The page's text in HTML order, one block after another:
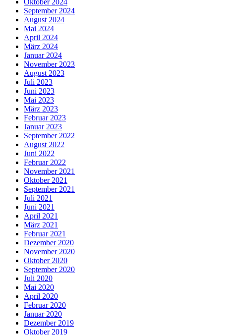
September 2024
August 2024
Mai 2024
April 2024
März 2024
Januar 2024
November 2023
August 2023
Juli 2023
Juni 2023
Mai 2023
März 2023
Februar 2023
Januar 2023
September 2022
August 2022
Juni 2022
Februar 2022
November 2021
Oktober 2021
September 2021
Juli 2021
Juni 2021
April 2021
März 2021
Februar 2021
Dezember 2020
November 2020
Oktober 2020
September 2020
Juli 2020
Mai 2020
April 2020
Februar 2020
Januar 2020
Dezember 2019
Oktober 2019